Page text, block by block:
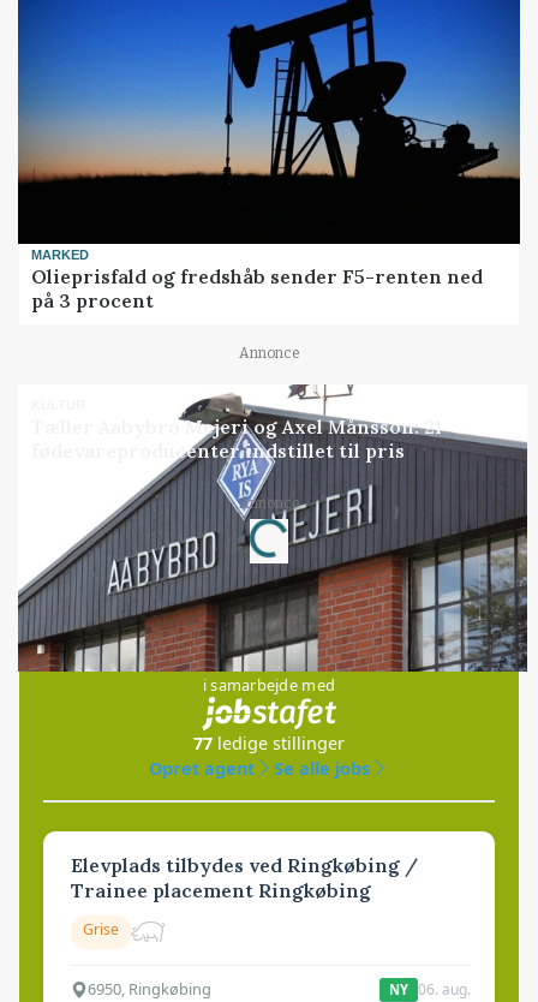
MARKED
Olieprisfald og fredshåb sender F5-renten ned
på 3 procent
Annonce
Tæller Aabybro Mejeri og Axel Månsson: 21
fødevareproducenter indstillet til pris
Annonce
Loading...
Jobs
i samarbejde med
77 ledige stillinger
Opret agent
Se alle jobs
Elevplads tilbydes ved Ringkøbing /
Trainee placement Ringkøbing
Grise
6950, Ringkøbing NY 06. aug.